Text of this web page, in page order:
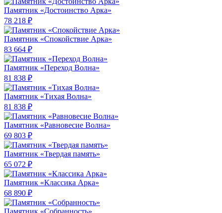
Памятник «Достоинство Арка»
78 218 ₽
Памятник «Спокойствие Арка»
83 664 ₽
Памятник «Переход Волна»
81 838 ₽
Памятник «Тихая Волна»
81 838 ₽
Памятник «Равновесие Волна»
69 803 ₽
Памятник «Твердая память»
65 072 ₽
Памятник «Классика Арка»
68 890 ₽